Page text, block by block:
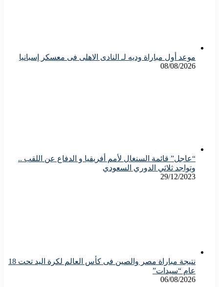
موعد أول مباراة وديه لـ النادى الاهلى فى معسكر إسبانيا
08/08/2026
“عاجل” قائمة السنغال لأمم أفريقيا و الدفاع عن اللقب ..
وتواجد ثلاثي الدوري السعودي
29/12/2023
نتيجة مباراة مصر والصين فى كأس العالم لكرة اليد تحت 18
عام “سيدات”
06/08/2026